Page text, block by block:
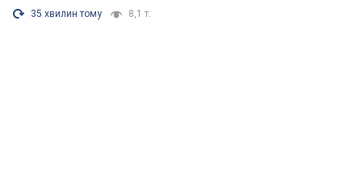
35 хвилин тому 8,1 т.